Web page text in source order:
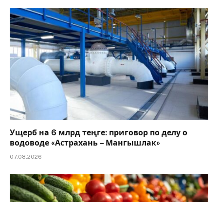
Ущерб на 6 млрд теңге: приговор по делу о
водоводе «Астрахань – Мангышлак»
07.08.2026